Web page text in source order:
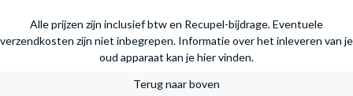
Alle prijzen zijn inclusief btw en Recupel-bijdrage. Eventuele
verzendkosten zijn niet inbegrepen. Informatie over het inleveren van je
oud apparaat kan je hier vinden.
Terug naar boven